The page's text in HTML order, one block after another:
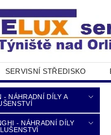
SERVISNÍ STŘEDISKO
A PLATBA NAPIŠTE
- NÁHRADNÍ DÍLY A
- NÁHRADNÍ DÍLY